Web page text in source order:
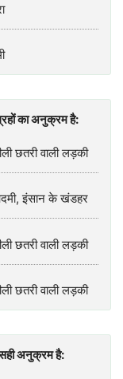
का अनुक्रम है:
छतरी वाली लड़की
इंसान के खंडहर
छतरी वाली लड़की
छतरी वाली लड़की
अनुक्रम है: